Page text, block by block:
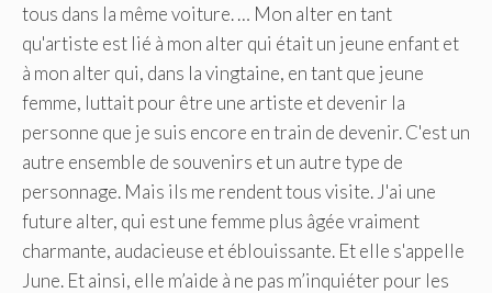
tous dans la même voiture. … Mon alter en tant
qu'artiste est lié à mon alter qui était un jeune enfant et
à mon alter qui, dans la vingtaine, en tant que jeune
femme, luttait pour être une artiste et devenir la
personne que je suis encore en train de devenir. C'est un
autre ensemble de souvenirs et un autre type de
personnage. Mais ils me rendent tous visite. J'ai une
future alter, qui est une femme plus âgée vraiment
charmante, audacieuse et éblouissante. Et elle s'appelle
June. Et ainsi, elle m’aide à ne pas m’inquiéter pour les